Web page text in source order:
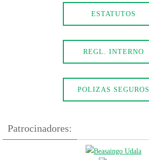
ESTATUTOS
REGL. INTERNO
POLIZAS SEGUROS
Patrocinadores: